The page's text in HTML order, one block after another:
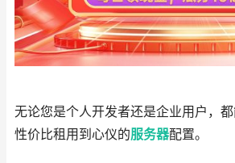
无论您是个人开发者还是企业用户，
性价比租用到心仪的服务器配置。